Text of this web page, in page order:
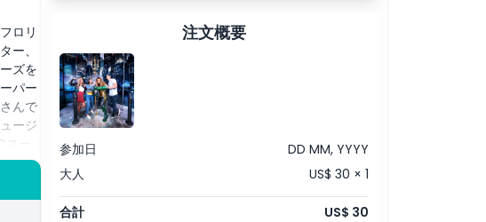
ロリ
ー、
ズを
パー
んで
ージ
ー
で最
ーラ
ライ
注文概要
参加日
DD MM, YYYY
大人
US$ 30 × 1
合計 US$ 30